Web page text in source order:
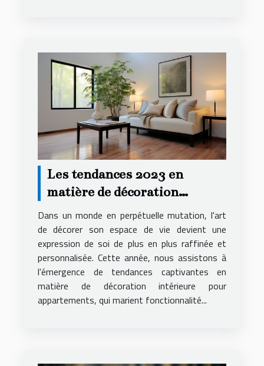
Les tendances 2023 en
matière de décoration
intérieure pour
appartements
Dans un monde en perpétuelle mutation, l'art
de décorer son espace de vie devient une
expression de soi de plus en plus raffinée et
personnalisée. Cette année, nous assistons à
l'émergence de tendances captivantes en
matière de décoration intérieure pour
appartements, qui marient fonctionnalité...